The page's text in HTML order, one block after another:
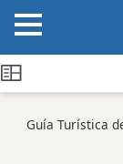
Atraccion
Guía Turística